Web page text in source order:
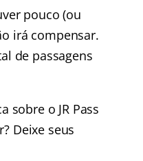
pouco (ou
irá compensar.
de passagens
sobre o JR Pass
Deixe seus